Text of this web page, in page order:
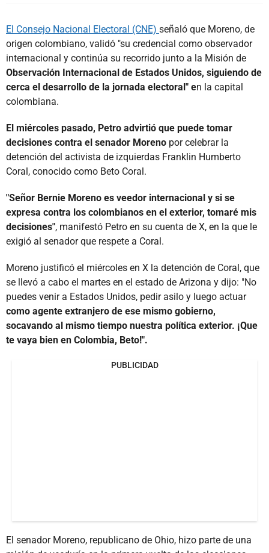
El Consejo Nacional Electoral (CNE) señaló que Moreno, de
origen colombiano, validó "su credencial como observador
internacional y continúa su recorrido junto a la Misión de
Observación Internacional de Estados Unidos, siguiendo de
cerca el desarrollo de la jornada electoral" en la capital
colombiana.
El miércoles pasado, Petro advirtió que puede tomar
decisiones contra el senador Moreno por celebrar la
detención del activista de izquierdas Franklin Humberto
Coral, conocido como Beto Coral.
"Señor Bernie Moreno es veedor internacional y si se
expresa contra los colombianos en el exterior, tomaré mis
decisiones", manifestó Petro en su cuenta de X, en la que le
exigió al senador que respete a Coral.
Moreno justificó el miércoles en X la detención de Coral, que
se llevó a cabo el martes en el estado de Arizona y dijo: "No
puedes venir a Estados Unidos, pedir asilo y luego actuar
como agente extranjero de ese mismo gobierno,
socavando al mismo tiempo nuestra política exterior. ¡Que
te vaya bien en Colombia, Beto!".
PUBLICIDAD
El senador Moreno, republicano de Ohio, hizo parte de una